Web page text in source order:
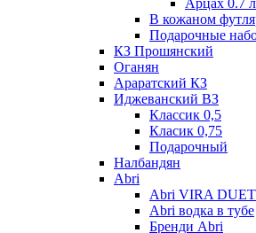
Арцах 0.7 л
В кожаном
Подарочные
КЗ Прошянский
Оганян
Араратский КЗ
Иджеванский ВЗ
Классик 0,5
Класик 0,75
Подарочный
Налбандян
Abri
Abri VIRA DUET
Abri водка в тубе
Бренди Abri